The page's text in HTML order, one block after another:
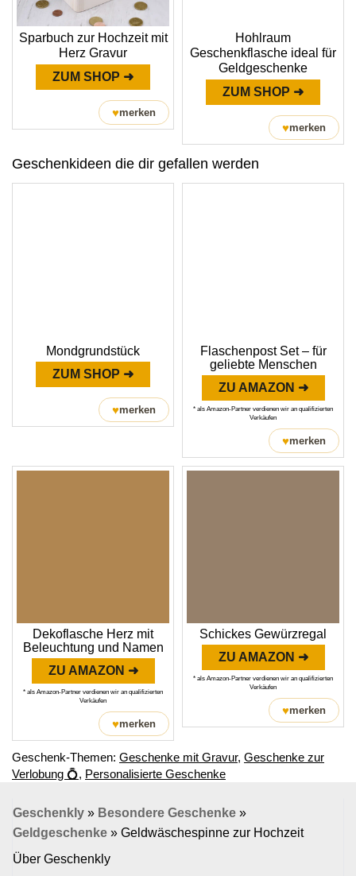
Sparbuch zur Hochzeit mit
Herz Gravur
ZUM SHOP ➜
♥merken
Hohlraum
Geschenkflasche ideal für
Geldgeschenke
ZUM SHOP ➜
♥merken
Geschenkideen die dir gefallen werden
Mondgrundstück
ZUM SHOP ➜
♥merken
Flaschenpost Set – für
geliebte Menschen
ZU AMAZON ➜
* als Amazon-Partner verdienen wir an qualifizierten
Verkäufen
♥merken
Dekoflasche Herz mit
Beleuchtung und Namen
ZU AMAZON ➜
* als Amazon-Partner verdienen wir an qualifizierten
Verkäufen
♥merken
Schickes Gewürzregal
ZU AMAZON ➜
* als Amazon-Partner verdienen wir an qualifizierten
Verkäufen
♥merken
Geschenk-Themen: Geschenke mit Gravur, Geschenke zur
Verlobung 💍, Personalisierte Geschenke
Geschenkly » Besondere Geschenke »
Geldgeschenke » Geldwäschespinne zur Hochzeit
Über Geschenkly